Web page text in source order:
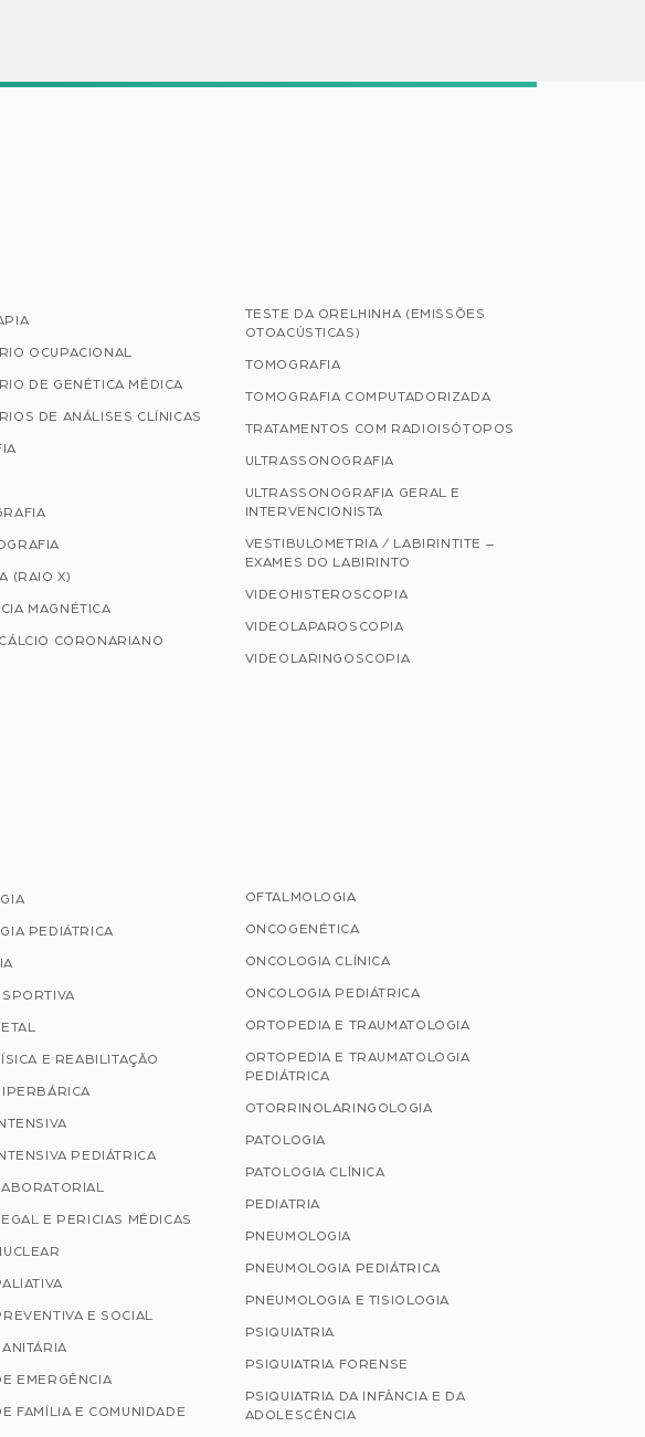
OCUPACIONAL
DE GENÉTICA MÉDICA
DE ANÁLISES CLÍNICAS
(RAIO X)
MAGNÉTICA
CORONARIANO
TESTE DA ORELHINHA (EMISSÕES
OTOACÚSTICAS)
TOMOGRAFIA
TOMOGRAFIA COMPUTADORIZADA
TRATAMENTOS COM RADIOISÓTOPOS
ULTRASSONOGRAFIA
ULTRASSONOGRAFIA GERAL E
INTERVENCIONISTA
VESTIBULOMETRIA / LABIRINTITE –
EXAMES DO LABIRINTO
VIDEOHISTEROSCOPIA
VIDEOLAPAROSCOPIA
VIDEOLARINGOSCOPIA
PEDIÁTRICA
E REABILITAÇÃO
PEDIÁTRICA
E PERICIAS MÉDICAS
E SOCIAL
EMERGÊNCIA
FAMÍLIA E COMUNIDADE
OFTALMOLOGIA
ONCOGENÉTICA
ONCOLOGIA CLÍNICA
ONCOLOGIA PEDIÁTRICA
ORTOPEDIA E TRAUMATOLOGIA
ORTOPEDIA E TRAUMATOLOGIA
PEDIÁTRICA
OTORRINOLARINGOLOGIA
PATOLOGIA
PATOLOGIA CLÍNICA
PEDIATRIA
PNEUMOLOGIA
PNEUMOLOGIA PEDIÁTRICA
PNEUMOLOGIA E TISIOLOGIA
PSIQUIATRIA
PSIQUIATRIA FORENSE
PSIQUIATRIA DA INFÂNCIA E DA
ADOLESCÊNCIA